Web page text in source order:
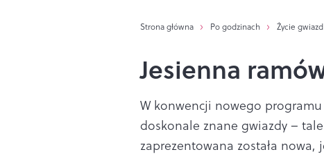
Strona główna Po godzinach Życie gwiazd
Jesienna
W konwencji nowego
doskonale znane gwiazdy –
zaprezentowana została nowa,